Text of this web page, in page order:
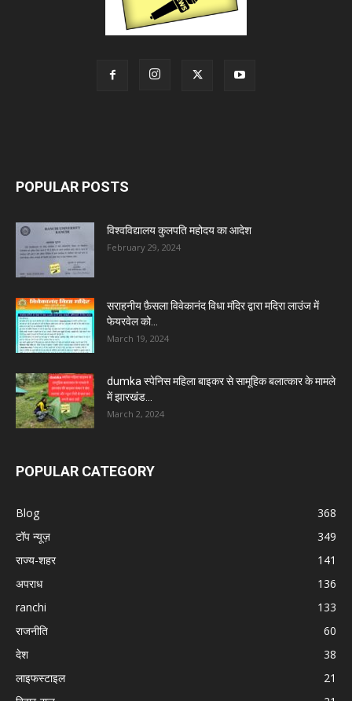
POPULAR POSTS
विश्वविद्यालय कुलपति महोदय का आदेश
February 29, 2024
सराहनीय फ़ैसला विवेकानंद विधा मंदिर द्वारा मदिरा लाउंज में
फेयरवेल को...
March 19, 2024
dumka स्पेनिस महिला बाइकर से सामूहिक बलात्कार के मामले
में झारखंड...
March 2, 2024
POPULAR CATEGORY
Blog
368
टॉप न्यूज़
349
राज्य-शहर
141
अपराध
136
ranchi
133
राजनीति
60
देश
38
लाइफस्टाइल
21